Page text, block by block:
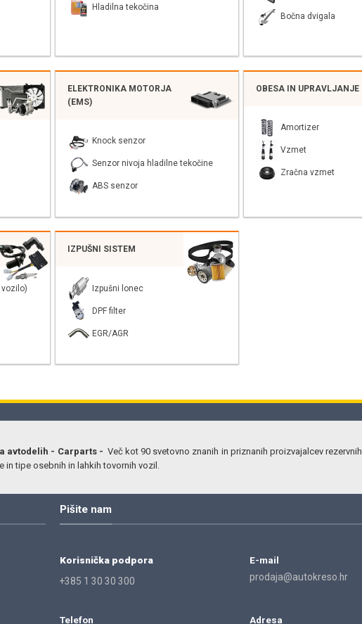
Hladilna tekočina
Bočna dvigala
ELEKTRONIKA MOTORJA
(EMS)
Knock senzor
Senzor nivoja hladilne tekočine
ABS senzor
OBESA IN UPRAVLJANJE
Amortizer
Vzmet
Zračna vzmet
IZPUŠNI SISTEM
Izpušni lonec
DPF filter
EGR/AGR
avtodelih - Carparts - Več kot 90 svetovno znanih in priznanih proizvajalcev rezervnih
in tipe osebnih in lahkih tovornih vozil.
Pišite nam
Korisnička podpora
+385 1 30 30 300
E-mail
prodaja@autokreso.hr
Telefon Adresa